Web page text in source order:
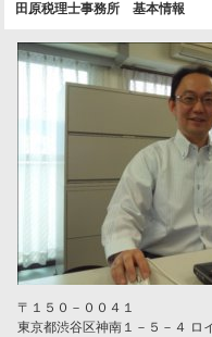
田原税理士事務所 基本情報
〒１５０－００４１
東京都渋谷区神南１－５－４ ロ